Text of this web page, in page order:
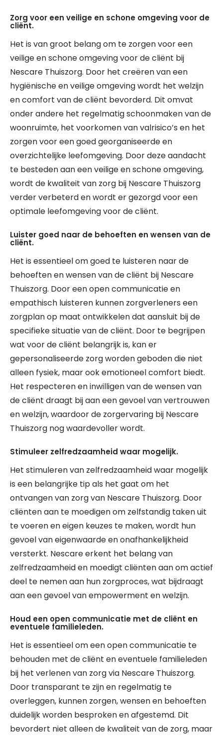
Zorg voor een veilige en schone omgeving voor de
cliënt.
Het is van groot belang om te zorgen voor een
veilige en schone omgeving voor de cliënt bij
Nescare Thuiszorg. Door het creëren van een
hygiënische en veilige omgeving wordt het welzijn
en comfort van de cliënt bevorderd. Dit omvat
onder andere het regelmatig schoonmaken van de
woonruimte, het voorkomen van valrisico’s en het
zorgen voor een goed georganiseerde en
overzichtelijke leefomgeving. Door deze aandacht
te besteden aan een veilige en schone omgeving,
wordt de kwaliteit van zorg bij Nescare Thuiszorg
verder verbeterd en wordt er gezorgd voor een
optimale leefomgeving voor de cliënt.
Luister goed naar de behoeften en wensen van de
cliënt.
Het is essentieel om goed te luisteren naar de
behoeften en wensen van de cliënt bij Nescare
Thuiszorg. Door een open communicatie en
empathisch luisteren kunnen zorgverleners een
zorgplan op maat ontwikkelen dat aansluit bij de
specifieke situatie van de cliënt. Door te begrijpen
wat voor de cliënt belangrijk is, kan er
gepersonaliseerde zorg worden geboden die niet
alleen fysiek, maar ook emotioneel comfort biedt.
Het respecteren en inwilligen van de wensen van
de cliënt draagt bij aan een gevoel van vertrouwen
en welzijn, waardoor de zorgervaring bij Nescare
Thuiszorg nog waardevoller wordt.
Stimuleer zelfredzaamheid waar mogelijk.
Het stimuleren van zelfredzaamheid waar mogelijk
is een belangrijke tip als het gaat om het
ontvangen van zorg van Nescare Thuiszorg. Door
cliënten aan te moedigen om zelfstandig taken uit
te voeren en eigen keuzes te maken, wordt hun
gevoel van eigenwaarde en onafhankelijkheid
versterkt. Nescare erkent het belang van
zelfredzaamheid en moedigt cliënten aan om actief
deel te nemen aan hun zorgproces, wat bijdraagt
aan een gevoel van empowerment en welzijn.
Houd een open communicatie met de cliënt en
eventuele familieleden.
Het is essentieel om een open communicatie te
behouden met de cliënt en eventuele familieleden
bij het verlenen van zorg via Nescare Thuiszorg.
Door transparant te zijn en regelmatig te
overleggen, kunnen zorgen, wensen en behoeften
duidelijk worden besproken en afgestemd. Dit
bevordert niet alleen de kwaliteit van de zorg, maar